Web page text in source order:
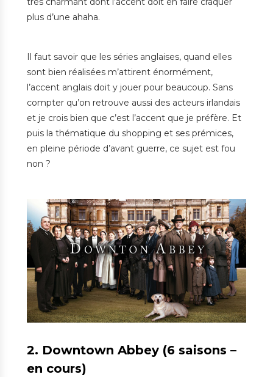
plus d’une ahaha.
Il faut savoir que les séries anglaises, quand elles
sont bien réalisées m’attirent énormément,
l’accent anglais doit y jouer pour beaucoup. Sans
compter qu’on retrouve aussi des acteurs irlandais
et je crois bien que c’est l’accent que je préfère. Et
puis la thématique du shopping et ses prémices,
en pleine période d’avant guerre, ce sujet est fou
non ?
2. Downtown Abbey (6 saisons –
en cours)